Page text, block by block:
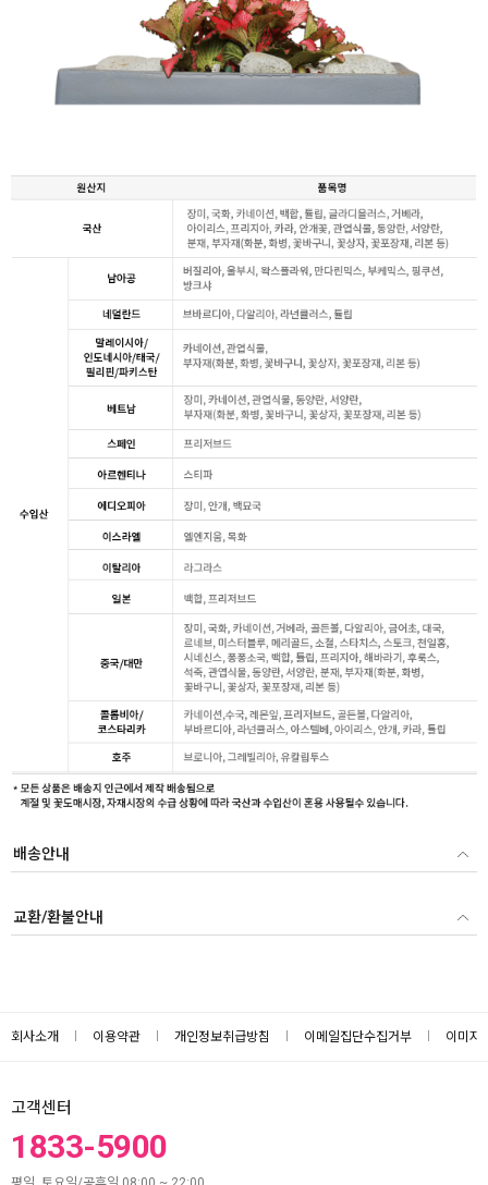
배송안내
교환/환불안내
회사소개 이용약관 개인정보취급방침 이메일집단수집거부 이미지
고객센터
1833-5900